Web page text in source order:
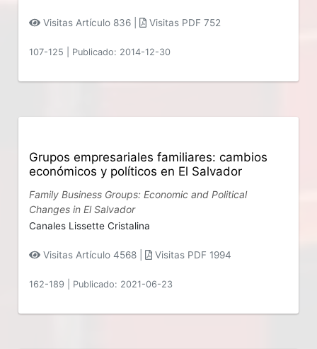
Visitas Artículo 836 | Visitas PDF 752
107-125 Publicado: 2014-12-30
Grupos empresariales familiares: cambios
económicos y políticos en El Salvador
Family Business Groups: Economic and Political
Changes in El Salvador
Canales Lissette Cristalina
Visitas Artículo 4568 | Visitas PDF 1994
162-189 Publicado: 2021-06-23